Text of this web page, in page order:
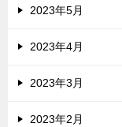
2023年5月
2023年4月
2023年3月
2023年2月